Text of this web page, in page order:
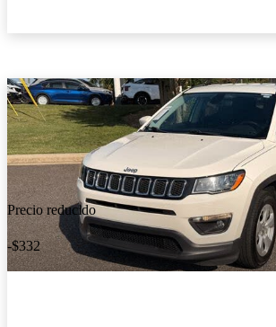
Precio reducido
-$332